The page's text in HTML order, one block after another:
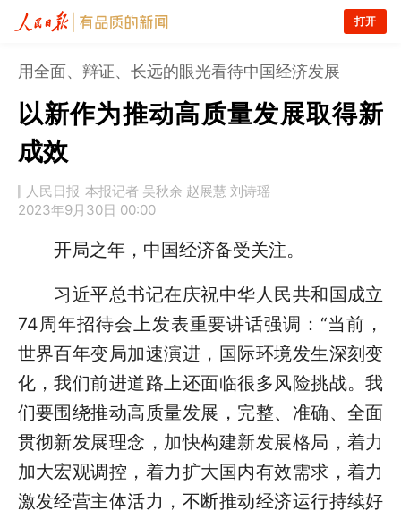
打开
用全面、辩证、长远的眼光看待中国经济发展
以新作为推动高质量发展取得新
成效
人民日报 本报记者 吴秋余 赵展慧 刘诗瑶
2023年9月30日 00:00
开局之年，中国经济备受关注。
习近平总书记在庆祝中华人民共和国成立
74周年招待会上发表重要讲话强调：“当前，
世界百年变局加速演进，国际环境发生深刻变
化，我们前进道路上还面临很多风险挑战。我
们要围绕推动高质量发展，完整、准确、全面
贯彻新发展理念，加快构建新发展格局，着力
加大宏观调控，着力扩大国内有效需求，着力
激发经营主体活力，不断推动经济运行持续好